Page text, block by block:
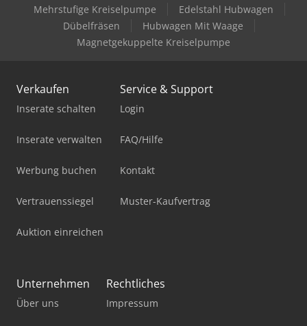
Mehrstufige Kreiselpumpe
Edelstahl Hubwagen
Dübelfräsen
Hubwagen Mit Waage
Magnetgekuppelte Kreiselpumpe
Verkaufen
Inserate schalten
Inserate verwalten
Werbung buchen
Vertrauenssiegel
Auktion einreichen
Service & Support
Login
FAQ/Hilfe
Kontakt
Muster-Kaufvertrag
Unternehmen
Über uns
Rechtliches
Impressum